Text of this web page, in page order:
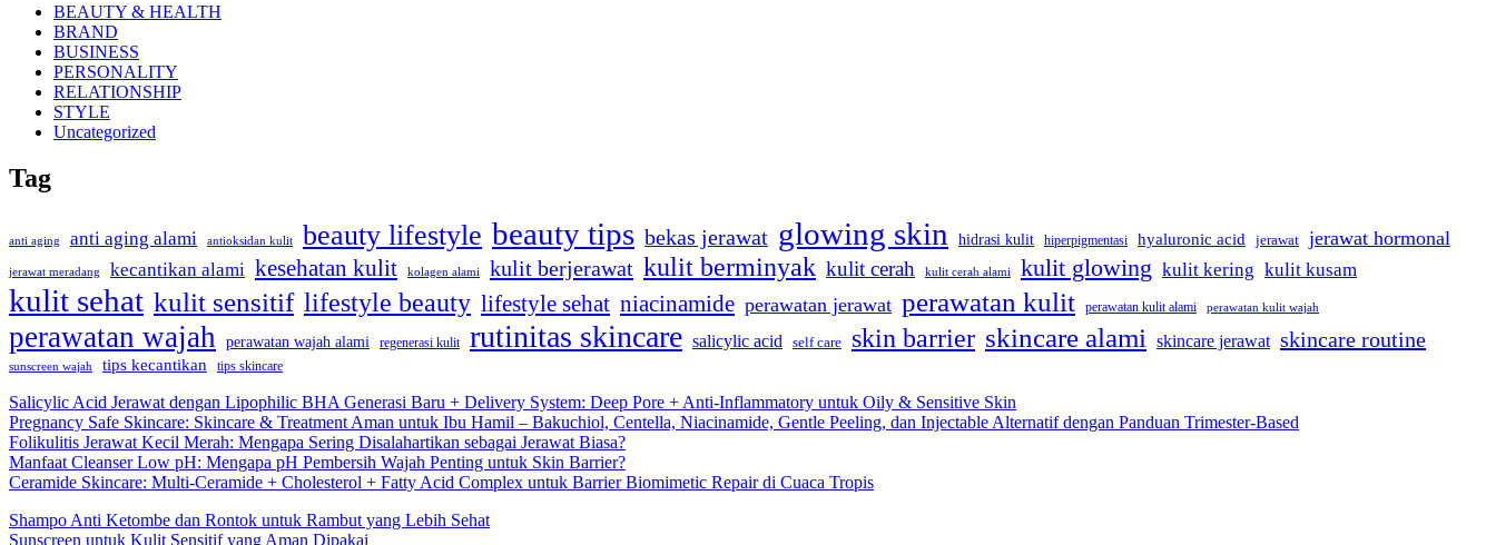
BEAUTY & HEALTH
BRAND
BUSINESS
PERSONALITY
RELATIONSHIP
STYLE
Uncategorized
Tag
anti aging anti aging alami antioksidan kulit beauty lifestyle beauty tips bekas jerawat glowing skin hidrasi kulit hiperpigmentasi hyaluronic acid jerawat jerawat hormonal
jerawat meradang kecantikan alami kesehatan kulit kolagen alami kulit berjerawat kulit berminyak kulit cerah kulit cerah alami kulit glowing kulit kering kulit kusam
kulit sehat kulit sensitif lifestyle beauty lifestyle sehat niacinamide perawatan jerawat perawatan kulit perawatan kulit alami perawatan kulit wajah
perawatan wajah perawatan wajah alami regenerasi kulit rutinitas skincare salicylic acid self care skin barrier skincare alami skincare jerawat skincare routine
sunscreen wajah tips kecantikan tips skincare
Salicylic Acid Jerawat dengan Lipophilic BHA Generasi Baru + Delivery System: Deep Pore + Anti-Inflammatory untuk Oily & Sensitive Skin
Pregnancy Safe Skincare: Skincare & Treatment Aman untuk Ibu Hamil – Bakuchiol, Centella, Niacinamide, Gentle Peeling, dan Injectable Alternatif dengan Panduan Trimester-Based
Folikulitis Jerawat Kecil Merah: Mengapa Sering Disalahartikan sebagai Jerawat Biasa?
Manfaat Cleanser Low pH: Mengapa pH Pembersih Wajah Penting untuk Skin Barrier?
Ceramide Skincare: Multi-Ceramide + Cholesterol + Fatty Acid Complex untuk Barrier Biomimetic Repair di Cuaca Tropis
Shampo Anti Ketombe dan Rontok untuk Rambut yang Lebih Sehat
Sunscreen untuk Kulit Sensitif yang Aman Dipakai